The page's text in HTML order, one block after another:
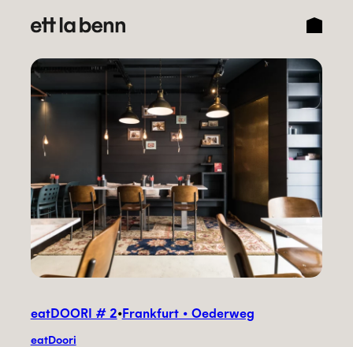
Direkt
zum
wechseln
eatDOORI # 2•Frankfurt • Oederweg
eatDoori